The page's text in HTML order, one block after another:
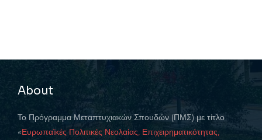
About
Το Πρόγραμμα Μεταπτυχιακών Σπουδών (ΠΜΣ) με τίτλο
«Ευρωπαϊκές Πολιτικές Νεολαίας, Επιχειρηματικότητας,